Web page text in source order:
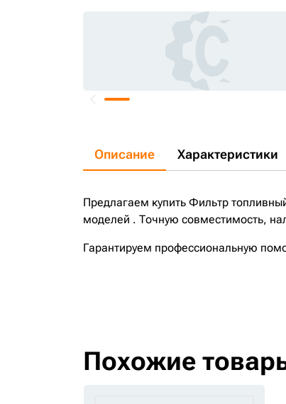
Описание Характеристики
Предлагаем купить Фильтр
моделей . Точную совместимость,
Гарантируем профессиональную
Похожие